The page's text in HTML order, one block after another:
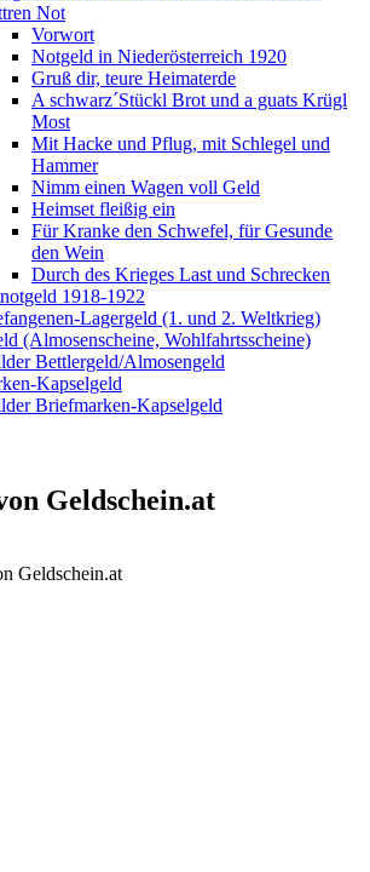
Not
Vorwort
Notgeld in Niederösterreich 1920
Gruß dir, teure Heimaterde
A schwarz´Stückl Brot und a guats Krügl
Most
Mit Hacke und Pflug, mit Schlegel und
Hammer
Nimm einen Wagen voll Geld
Heimset fleißig ein
Für Kranke den Schwefel, für Gesunde
den Wein
Durch des Krieges Last und Schrecken
1918-1922
Lagergeld (1. und 2. Weltkrieg)
(Almosenscheine, Wohlfahrtsscheine)
Bettlergeld/Almosengeld
Kapselgeld
Briefmarken-Kapselgeld
Geldschein.at
Geldschein.at